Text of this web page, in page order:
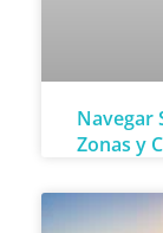
Navegar
Zonas y